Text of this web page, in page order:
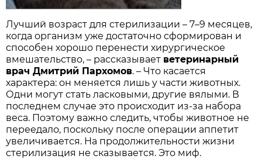
Лучший возраст для стерилизации – 7–9 месяцев,
когда организм уже достаточно сформирован и
способен хорошо перенести хирургическое
вмешательство, – рассказывает ветеринарный
врач Дмитрий Пархомов. – Что касается
характера: он меняется лишь у части животных.
Одни могут стать ласковыми, другие вялыми. В
последнем случае это происходит из-за набора
веса. Поэтому важно следить, чтобы животное не
переедало, поскольку после операции аппетит
увеличивается. На продолжительности жизни
стерилизация не сказывается. Это миф.